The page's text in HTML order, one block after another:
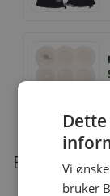
Beskrivelse
Vi
bruker